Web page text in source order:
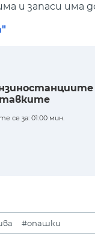
и запаси
се за: 01:00 мин.
#опашки